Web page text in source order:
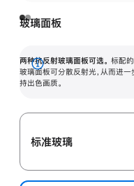
玻璃面板
两种抗反射玻璃面板可选。 标配
玻璃面板可分散反射光，从而进
持出色画质。
展
开
标准玻璃